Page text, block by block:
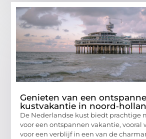
Genieten van een
kustvakantie in
De Nederlandse kust biedt prachtige
voor een ontspannen vakantie, vooral
voor een verblijf in een van de